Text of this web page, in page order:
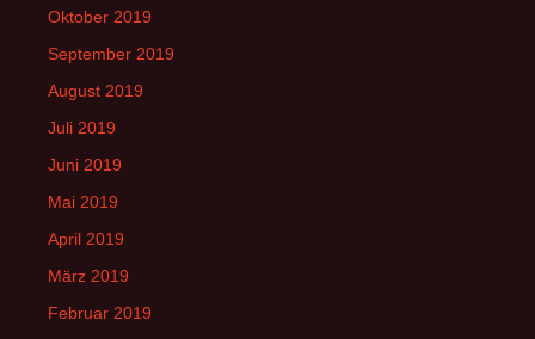
Oktober 2019
September 2019
August 2019
Juli 2019
Juni 2019
Mai 2019
April 2019
März 2019
Februar 2019